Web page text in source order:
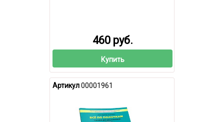
460 руб.
Купить
Артикул00001961